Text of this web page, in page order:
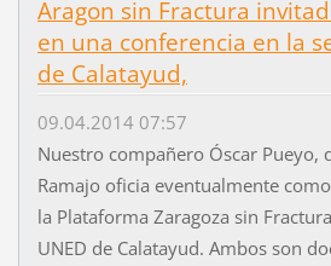
Aragon sin Fractura
en una conferencia en la
de Calatayud,
09.04.2014 07:57
Nuestro compañero Óscar Pueyo,
Ramajo oficia eventualmente
la Plataforma Zaragoza sin
UNED de Calatayud. Ambos son